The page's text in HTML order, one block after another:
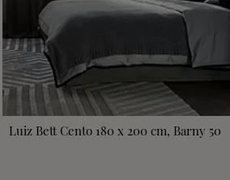
Luiz Bett Cento 180 x 200 cm, Barny 50